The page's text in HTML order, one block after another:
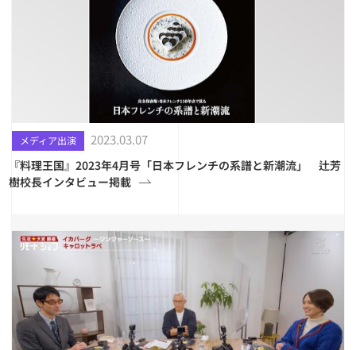
メディア出演 2023.03.07
『料理王国』2023年4月号「日本フレンチの系譜と新潮流」 辻芳
樹校長インタビュー掲載